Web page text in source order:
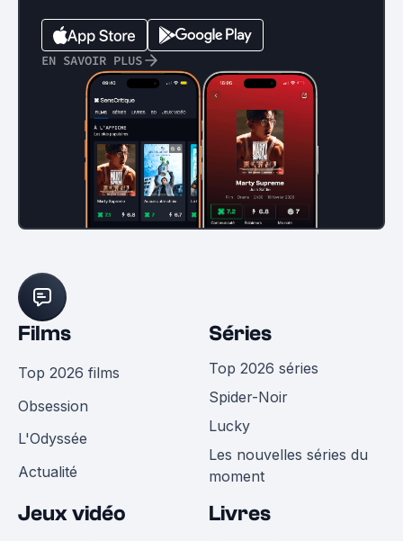
EN SAVOIR PLUS
Films
Top 2026 films
Obsession
L'Odyssée
Actualité
Séries
Top 2026 séries
Spider-Noir
Lucky
Les nouvelles séries du
moment
Jeux vidéo Livres